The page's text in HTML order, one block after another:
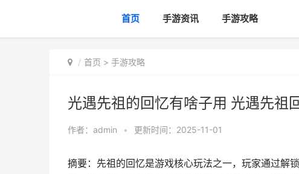
首页 手游资讯 手游攻略
首页 > 手游攻略
光遇先祖的回忆有啥子用 光遇先祖
作者： admin • 更新时间：2025-11-01
摘要：先祖的回忆是游戏核心玩法之一，玩家通过解